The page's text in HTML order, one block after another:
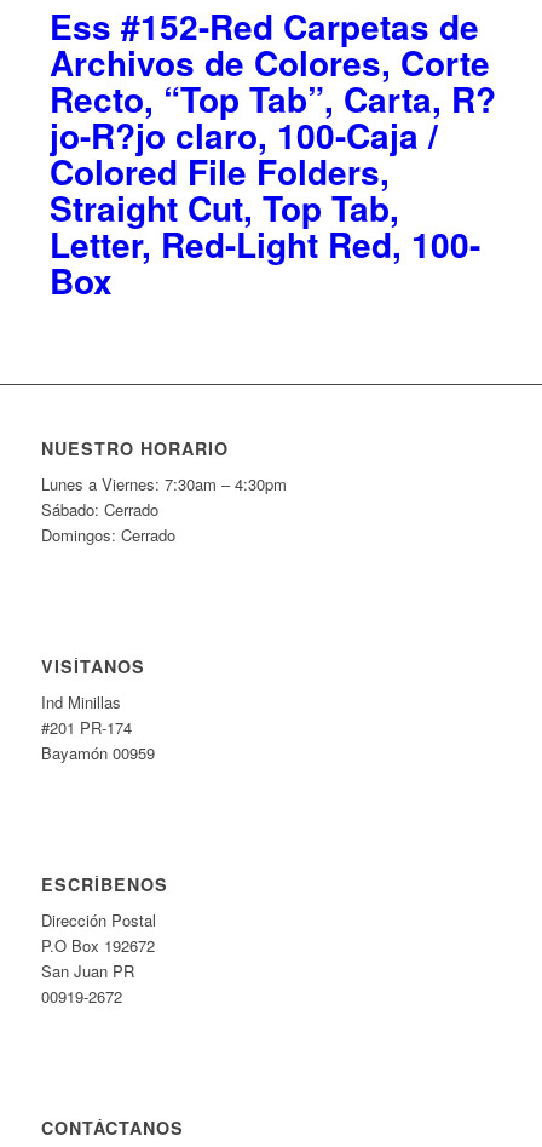
Ess #152-Red Carpetas de
Archivos de Colores, Corte
Recto, “Top Tab”, Carta, R?
jo-R?jo claro, 100-Caja /
Colored File Folders,
Straight Cut, Top Tab,
Letter, Red-Light Red, 100-
Box
NUESTRO HORARIO
Lunes a Viernes: 7:30am – 4:30pm
Sábado: Cerrado
Domingos: Cerrado
VISÍTANOS
Ind Minillas
#201 PR-174
Bayamón 00959
ESCRÍBENOS
Dirección Postal
P.O Box 192672
San Juan PR
00919-2672
CONTÁCTANOS